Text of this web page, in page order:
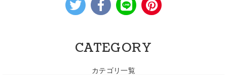
CATEGORY
カテゴリ一覧